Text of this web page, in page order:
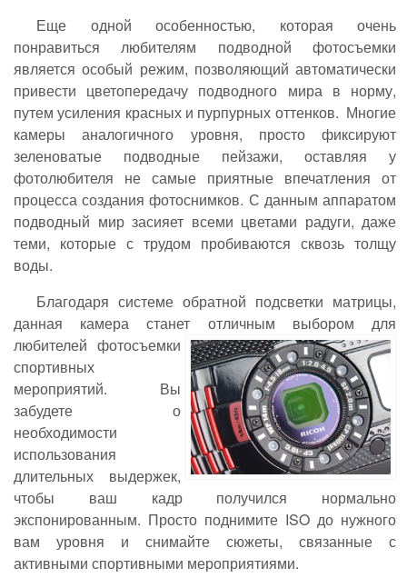
Еще одной особенностью, которая очень
понравиться любителям подводной фотосъемки
является особый режим, позволяющий автоматически
привести цветопередачу подводного мира в норму,
путем усиления красных и пурпурных оттенков. Многие
камеры аналогичного уровня, просто фиксируют
зеленоватые подводные пейзажи, оставляя у
фотолюбителя не самые приятные впечатления от
процесса создания фотоснимков. С данным аппаратом
подводный мир засияет всеми цветами радуги, даже
теми, которые с трудом пробиваются сквозь толщу
воды.
Благодаря системе обратной подсветки матрицы,
данная камера станет отличным выбором для
любителей фотосъемки
спортивных
мероприятий. Вы
забудете о
необходимости
использования
длительных выдержек,
чтобы ваш кадр получился нормально
экспонированным. Просто поднимите ISO до нужного
вам уровня и снимайте сюжеты, связанные с
активными спортивными мероприятиями.